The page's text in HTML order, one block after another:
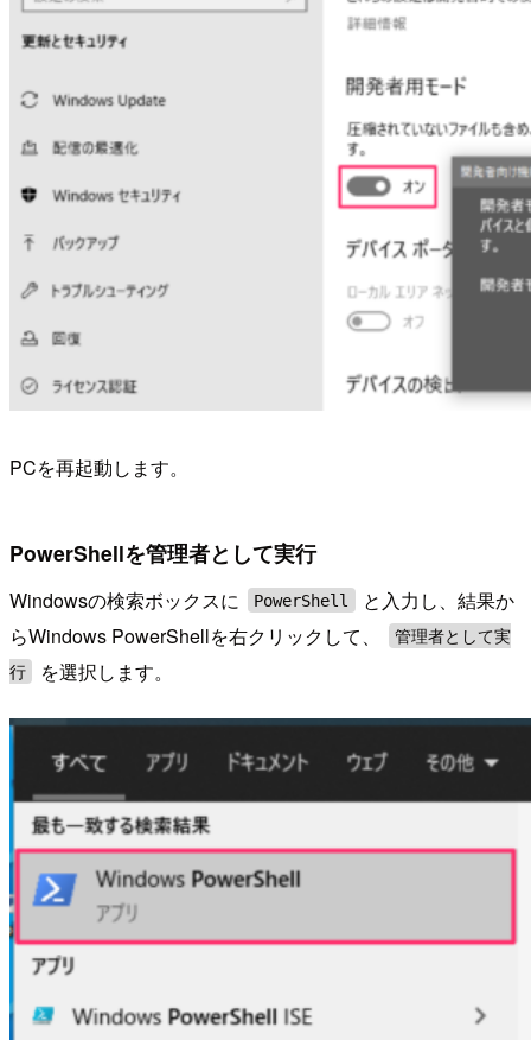
PCを再起動します。
PowerShellを管理者として実行
Windowsの検索ボックスに PowerShell
と入力し、結果か
らWindows PowerShellを右クリックして、
管理者として実
行
を選択します。